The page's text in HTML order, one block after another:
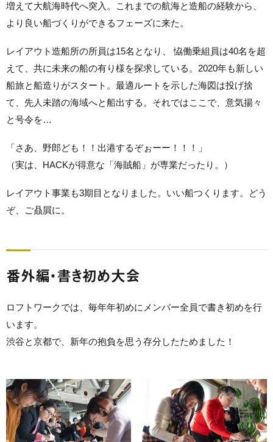
増えて大航海時代へ突入。これまでの航海と造船の経験から、
より良い船づくりができるフェーズに来た。
レイアウト造船所の所員は15名となり、 恊働乗組員は40名を超
えて、共に未来の船の有り様を探求している。2020年も新しい
船旅と船造りがスタート。最適ルートを示した海図は投げ捨
て、先人未踏の海域へと船出する。それではここで、意気揚々
と号令を…
「さあ、野郎ども！！出港するぞぉーー！！！」
（実は、HACKが得意な「海賊船」が専業だったり。）
レイアウト事業も3期目となりました。いい船つくります。どう
ぞ、ご贔屓に。
番外編・書き初め大会
ロフトワークでは、毎年年初めにメンバー全員で書き初めを行
います。
渋谷と京都で、新年の抱負を思う存分したためました！